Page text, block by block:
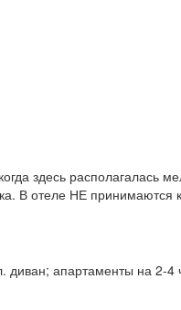
здесь располагалась
В отеле НЕ принимаются
диван; апартаменты на